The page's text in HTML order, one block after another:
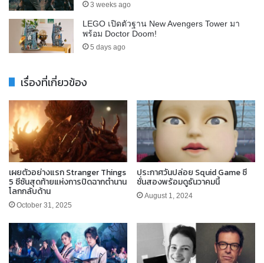
3 weeks ago
LEGO เปิดตัวฐาน New Avengers Tower มา
พร้อม Doctor Doom!
5 days ago
เรื่องที่เกี่ยวข้อง
เผยตัวอย่างแรก Stranger Things
5 ซีซันสุดท้ายแห่งการปิดฉากตำนาน
โลกกลับด้าน
October 31, 2025
ประกาศวันปล่อย Squid Game ซี
ซั่นสองพร้อมดูธันวาคมนี้
August 1, 2024